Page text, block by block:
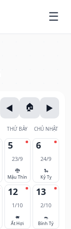
THỨ BẢY CHỦ NHẬT
5
23/9
🐉
Mậu Thìn
6
24/9
🐍
Kỷ Tỵ
12
1/10
🐖
Ất Hợi
13
2/10
🐀
Bính Tý